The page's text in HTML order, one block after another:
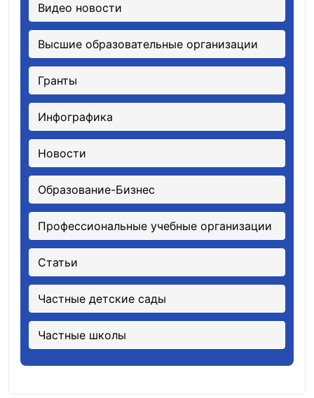
Видео новости
Высшие образовательные организации
Гранты
Инфографика
Новости
Образование-Бизнес
Профессиональные учебные организации
Статьи
Частные детские сады
Частные школы